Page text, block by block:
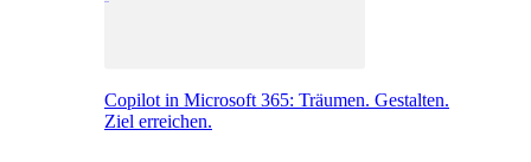
Copilot in Microsoft 365: Träumen. Gestalten.
Ziel erreichen.